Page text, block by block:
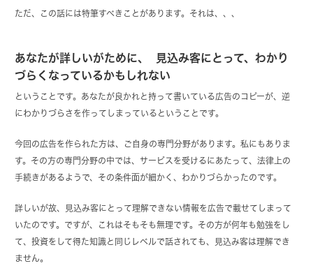
ただ、この話には特筆すべきことがあります。それは、、、
あなたが詳しいがために、 見込み客にとって、わかり
づらくなっているかもしれない
ということです。あなたが良かれと持って書いている広告のコピーが、逆
にわかりづらさを作ってしまっているということです。
今回の広告を作られた方は、ご自身の専門分野があります。私にもありま
す。その方の専門分野の中では、サービスを受けるにあたって、法律上の
手続きがあるようで、その条件面が細かく、わかりづらかったのです。
詳しいが故、見込み客にとって理解できない情報を広告で載せてしまって
いたのです。ですが、これはそもそも無理です。その方が何年も勉強をし
て、投資をして得た知識と同じレベルで話されても、見込み客は理解でき
ません。